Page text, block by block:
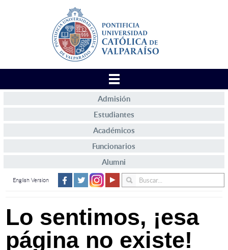
Admisión
Estudiantes
Académicos
Funcionarios
Alumni
English Version
Lo sentimos, ¡esa
página no existe!